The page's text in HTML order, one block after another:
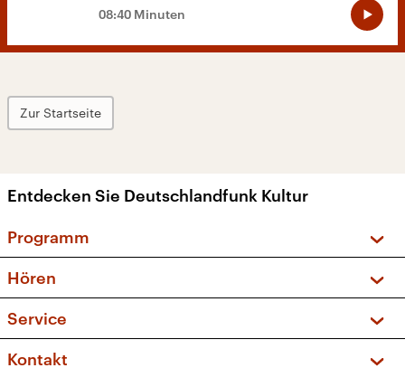
08:40 Minuten
Zur Startseite
Entdecken Sie Deutschlandfunk Kultur
Programm
Sendungen und Podcasts
Musikliste
Kakadu – Das Kinderprogramm
Hören
Frequenzen (UKW + DAB+)
Service
FAQ
Kontakt